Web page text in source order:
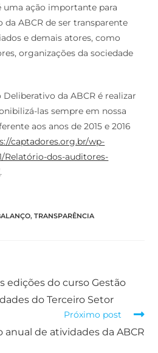
uma ação importante para
ABCR de ser transparente
e demais atores, como
organizações da sociedade
da ABCR é realizar
las sempre em nossa
aos anos de 2015 e 2016
captadores.org.br/wp-
Relatório-dos-auditores-
.
, TRANSPARÊNCIA
edições do curso Gestão
do Terceiro Setor
Próximo post
anual de atividades da ABCR